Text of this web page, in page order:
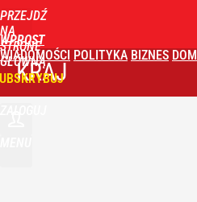
PRZEJDŹ
NA
STRONĘ
GŁÓWNĄ
WPROST
WIADOMOŚCI POLITYKA BIZNES DOM
KRAJ